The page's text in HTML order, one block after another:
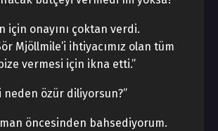
için onayını çoktan verdi.
Mjöllmile’i ihtiyacımız olan tüm
vermesi için ikna etti.”
neden özür diliyorsun?”
öncesinden bahsediyorum.